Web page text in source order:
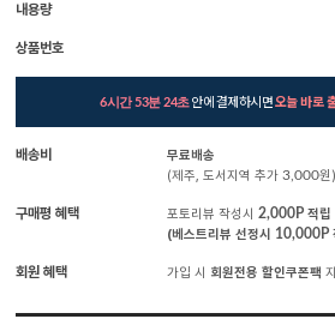
내용량
상품번호
6시간 53분 23초안에 결제하시면오늘 바로
배송비
무료배송
(제주, 도서지역 추가 3,000원)
구매평 혜택 포토리뷰 작성시 2,000P적립
(베스트리뷰 선정시 10,000P
회원 혜택 가입 시 회원전용 할인쿠폰팩